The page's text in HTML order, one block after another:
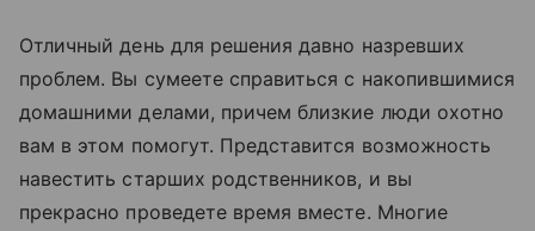
Отличный день для решения давно назревших
проблем. Вы сумеете справиться с накопившимися
домашними делами, причем близкие люди охотно
вам в этом помогут. Представится возможность
навестить старших родственников, и вы
прекрасно проведете время вместе. Многие